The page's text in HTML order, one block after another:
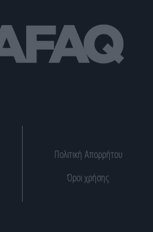
Πολιτική Απορρήτου
Όροι χρήσης